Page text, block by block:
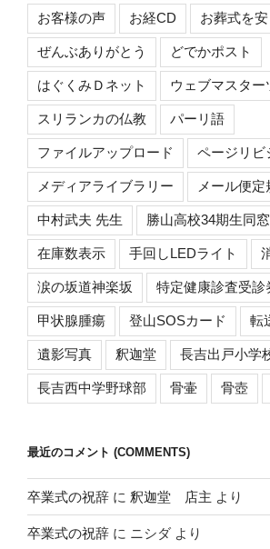
お客様の声 お経CD お葬式を安
ぜんぶありがとう どでかポスト
はぐくみＤネット ウェブマスター
スリランカの仏教 パーリ語
ファイルアップロード ページリビ
メディアライブラリー メール便定
中村武夫 先生 勝山高校34期生同
在庫数表示 手回しLEDライト
涙の坂道神楽坂 特定健康診査受診
甲状腺腫瘍 登山SOSカード 転
遺影写真 釈迦堂 長吉出戸小学
長吉西中学野球部 骨壷 骨壺
最近のコメント (COMMENTS)
卒業式の祝辞 に 釈迦堂 店主 より
卒業式の祝辞 に ニシダ より